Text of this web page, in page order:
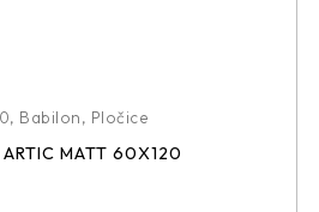
, Babilon, Pločice
MATT 60X120